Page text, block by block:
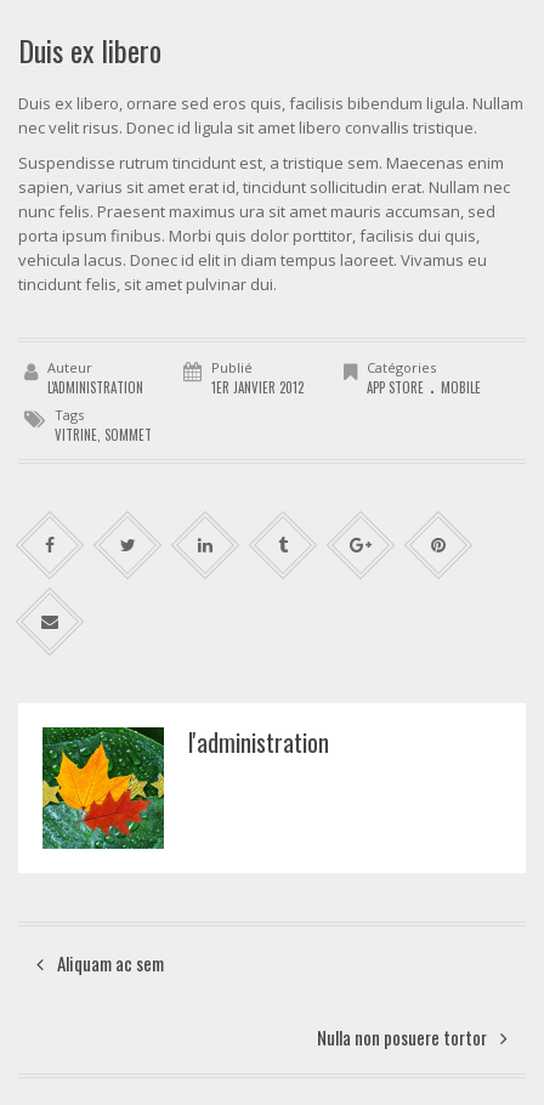
Duis ex libero
Duis ex libero, ornare sed eros quis, facilisis bibendum ligula. Nullam
nec velit risus. Donec id ligula sit amet libero convallis tristique.
Suspendisse rutrum tincidunt est, a tristique sem. Maecenas enim
sapien, varius sit amet erat id, tincidunt sollicitudin erat. Nullam nec
nunc felis. Praesent maximus ura sit amet mauris accumsan, sed
porta ipsum finibus. Morbi quis dolor porttitor, facilisis dui quis,
vehicula lacus. Donec id elit in diam tempus laoreet. Vivamus eu
tincidunt felis, sit amet pulvinar dui.
Auteur
L'ADMINISTRATION
Publié
1ER JANVIER 2012
Catégories
APP STORE . MOBILE
Tags
VITRINE SOMMET
l'administration
Aliquam ac sem
Nulla non posuere tortor